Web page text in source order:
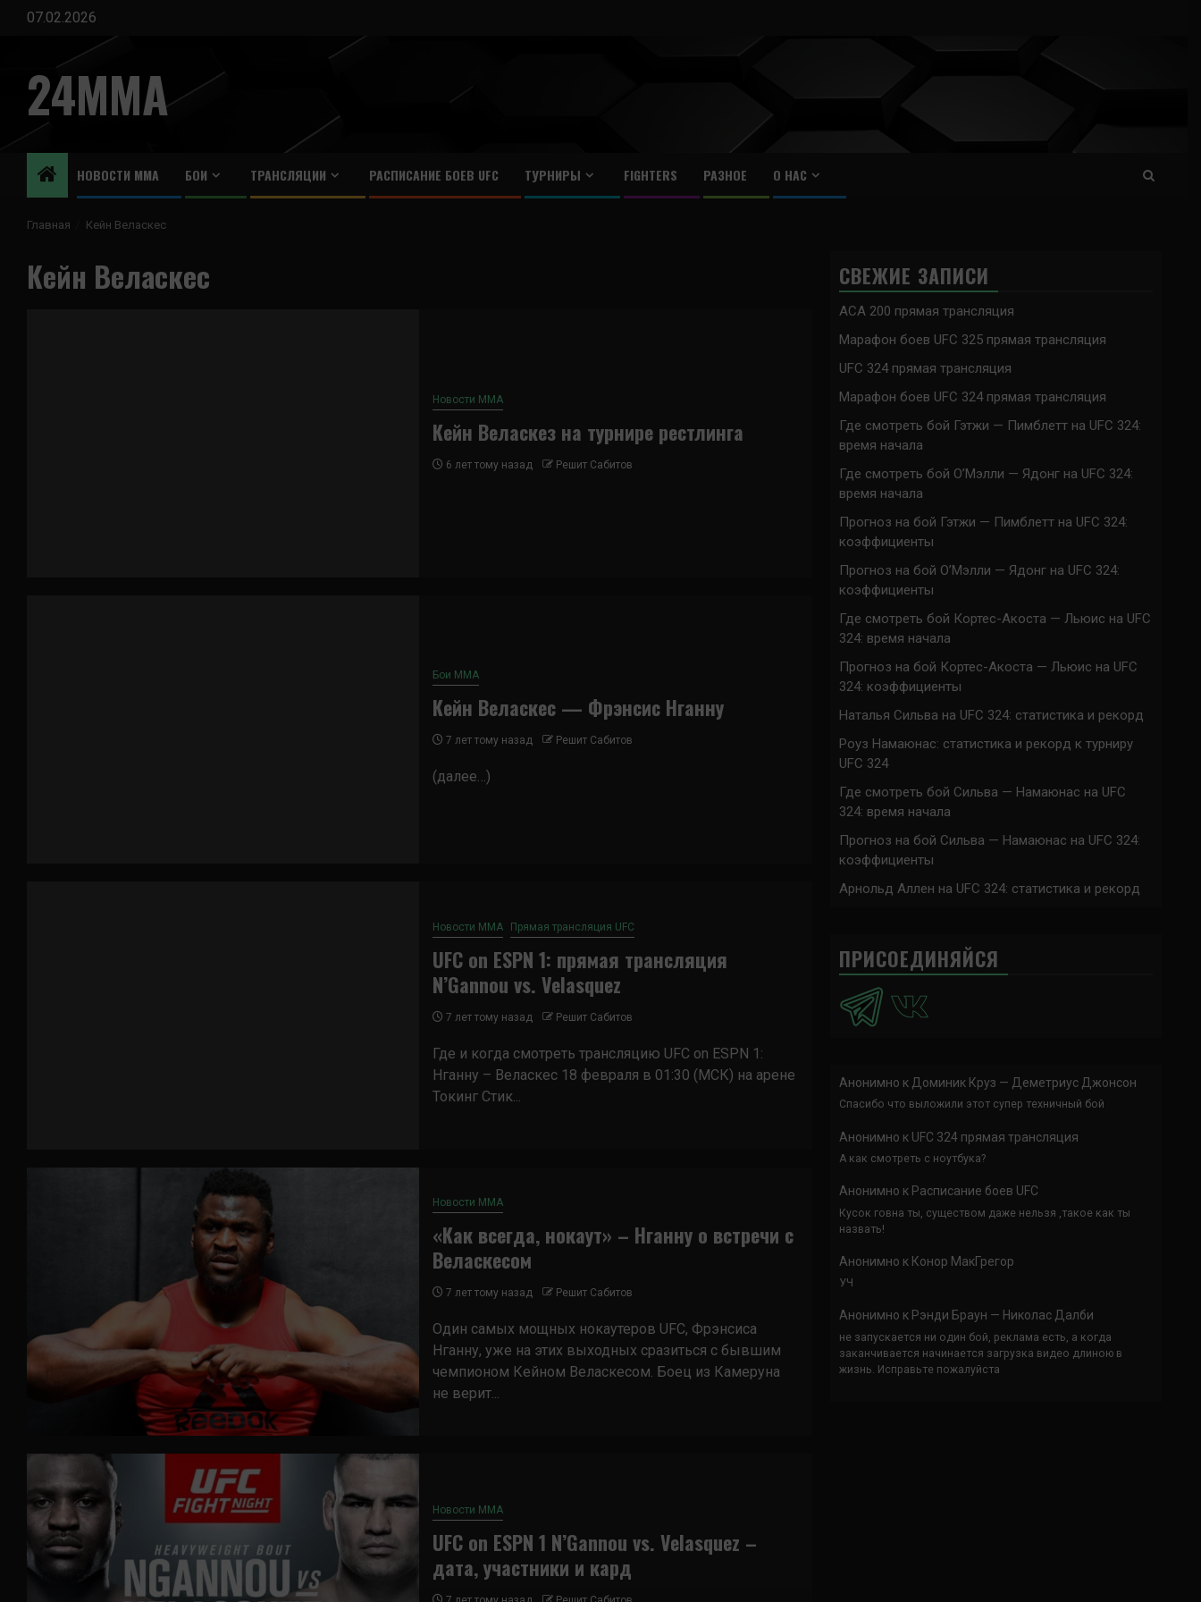
Перейти
содержимому
07.02.2026
24MMA
НОВОСТИ ММА БОИ ТРАНСЛЯЦИИ РАСПИСАНИЕ БОЕВ UFC ТУРНИРЫ FIGHTERS РАЗНОЕ О НАС
Главная Кейн Веласкес
Кейн Веласкес
Новости ММА
Кейн Веласкез на турнире рестлинга
6 лет тому назад Решит Сабитов
Бои ММА
Кейн Веласкес — Фрэнсис Нганну
7 лет тому назад Решит Сабитов
(далее…)
Новости ММА Прямая трансляция UFC
UFC on ESPN 1: прямая трансляция
N’Gannou vs. Velasquez
7 лет тому назад Решит Сабитов
Где и когда смотреть трансляцию UFC on ESPN 1:
Нганну – Веласкес 18 февраля в 01:30 (МСК) на арене
Токинг Стик...
Новости ММА
«Как всегда, нокаут» – Нганну о встречи с
Веласкесом
7 лет тому назад Решит Сабитов
Один самых мощных нокаутеров UFC, Фрэнсиса
Нганну, уже на этих выходных сразиться с бывшим
чемпионом Кейном Веласкесом. Боец из Камеруна
не верит...
Новости ММА
UFC on ESPN 1 N’Gannou vs. Velasquez –
дата, участники и кард
СВЕЖИЕ ЗАПИСИ
ACA 200 прямая трансляция
Марафон боев UFC 325 прямая трансляция
UFC 324 прямая трансляция
Марафон боев UFC 324 прямая трансляция
Где смотреть бой Гэтжи — Пимблетт на UFC 324:
время начала
Где смотреть бой О’Мэлли — Ядонг на UFC 324:
время начала
Прогноз на бой Гэтжи — Пимблетт на UFC 324:
коэффициенты
Прогноз на бой О’Мэлли — Ядонг на UFC 324:
коэффициенты
Где смотреть бой Кортес-Акоста — Льюис на UFC
324: время начала
Прогноз на бой Кортес-Акоста — Льюис на UFC
324: коэффициенты
Наталья Сильва на UFC 324: статистика и рекорд
Роуз Намаюнас: статистика и рекорд к турниру
UFC 324
Где смотреть бой Сильва — Намаюнас на UFC
324: время начала
Прогноз на бой Сильва — Намаюнас на UFC 324:
коэффициенты
Арнольд Аллен на UFC 324: статистика и рекорд
ПРИСОЕДИНЯЙСЯ
Анонимно к Доминик Круз — Деметриус Джонсон
Спасибо что выложили этот супер техничный бой
Анонимно к UFC 324 прямая трансляция
А как смотреть с ноутбука?
Анонимно к Расписание боев UFC
Кусок говна ты, существом даже нельзя ,такое как ты
назвать!
Анонимно к Конор МакГрегор
УЧ
Анонимно к Рэнди Браун — Николас Далби
не запускается ни один бой, реклама есть, а когда
заканчивается начинается загрузка видео длиною в
жизнь. Исправьте пожалуйста